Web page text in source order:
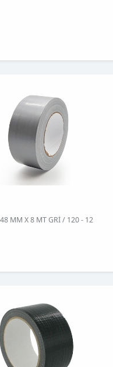
MM X 8 MT GRİ / 120 - 12